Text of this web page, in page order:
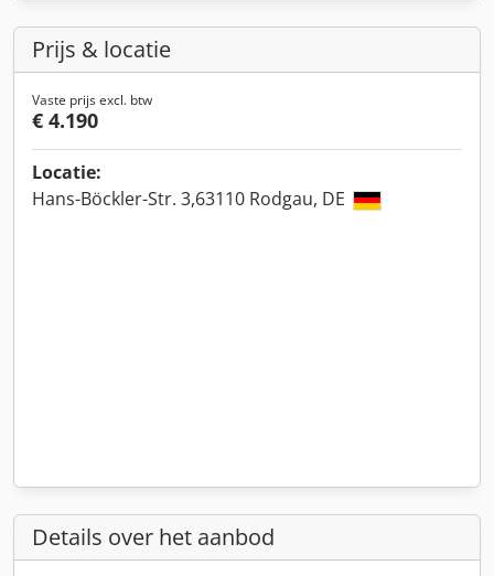
Prijs & locatie
Vaste prijs excl. btw
€ 4.190
Locatie:
Hans-Böckler-Str. 3,63110 Rodgau, DE
Details over het aanbod